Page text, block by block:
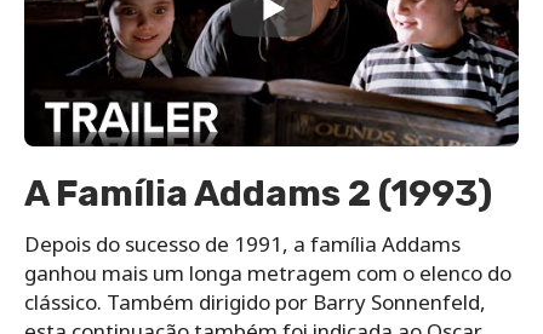
A Família Addams 2 (1993)
Depois do sucesso de 1991, a família Addams
ganhou mais um longa metragem com o elenco do
clássico. Também dirigido por Barry Sonnenfeld,